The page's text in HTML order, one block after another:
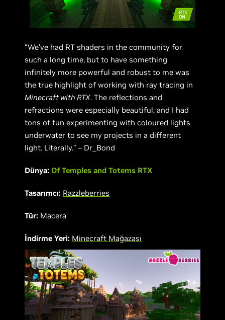
“We’ve had RT shaders in the community for
such a long time, but to have something
infinitely more powerful and robust to me was
the true highlight of working with ray tracing in
Minecraft with RTX. The reflections and
refractions were especially beautiful, and I had
tons of fun experimenting with coloured lights
underwater to see my projects in a different
light. Literally.” – Dr_Bond
Dünya:Of Temples and Totems RTX
Tasarımcı: Razzleberries
Tür: Macera
İndirme Yeri: Minecraft Mağazası